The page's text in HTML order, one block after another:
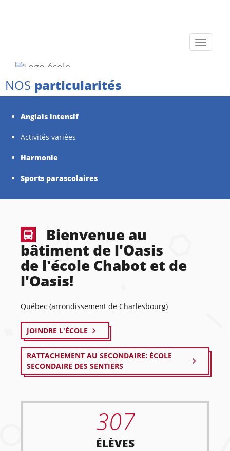
Toggle
NOS particularités
Anglais intensif
Activités variées
Harmonie
Sports parascolaires
Bienvenue au
bâtiment de l'Oasis
de l'école Chabot et de
l'Oasis!
Québec (arrondissement de Charlesbourg)
JOINDRE L'ÉCOLE
RATTACHEMENT AU SECONDAIRE: ÉCOLE
SECONDAIRE DES SENTIERS
307
ÉLÈVES